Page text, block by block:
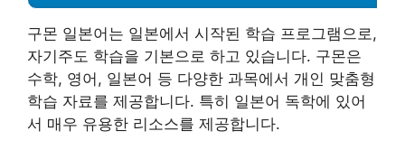
구몬 일본어는 일본에서 시작된 학습 프로그램으로,
자기주도 학습을 기본으로 하고 있습니다. 구몬은
수학, 영어, 일본어 등 다양한 과목에서 개인 맞춤형
학습 자료를 제공합니다. 특히 일본어 독학에 있어
서 매우 유용한 리소스를 제공합니다.